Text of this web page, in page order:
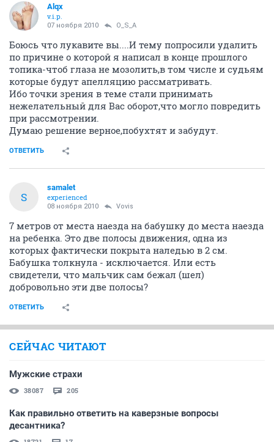
Alqx
v.i.p.
07 ноября 2010 O_S_A
Боюсь что лукавите вы....И тему попросили удалить
по причине о которой я написал в конце прошлого
топика-чтоб глаза не мозолить,в том числе и судьям
которые будут апелляцию рассматривать.
Ибо точки зрения в теме стали принимать
нежелательный для Вас оборот,что могло повредить
при рассмотрении.
Думаю решение верное,побухтят и забудут.
ОТВЕТИТЬ
S
samalet
experienced
08 ноября 2010 Vovis
7 метров от места наезда на бабушку до места наезда
на ребенка. Это две полосы движения, одна из
которых фактически покрыта наледью в 2 см.
Бабушка толкнула - исключается. Или есть
свидетели, что мальчик сам бежал (шел)
добровольно эти две полосы?
ОТВЕТИТЬ
СЕЙЧАС ЧИТАЮТ
Мужские страхи
38087 205
Как правильно ответить на каверзные вопросы
десантника?